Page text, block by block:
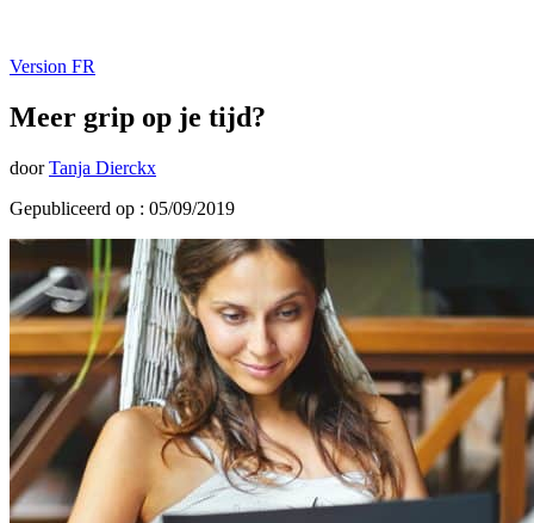
Version FR
Meer grip op je tijd?
door Tanja Dierckx
Gepubliceerd op : 05/09/2019